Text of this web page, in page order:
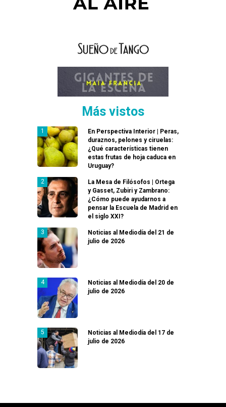
Más vistos
En Perspectiva Interior | Peras,
duraznos, pelones y ciruelas:
¿Qué características tienen
estas frutas de hoja caduca en
Uruguay?
La Mesa de Filósofos | Ortega
y Gasset, Zubiri y Zambrano:
¿Cómo puede ayudarnos a
pensar la Escuela de Madrid en
el siglo XXI?
Noticias al Mediodía del 21 de
julio de 2026
Noticias al Mediodía del 20 de
julio de 2026
Noticias al Mediodía del 17 de
julio de 2026